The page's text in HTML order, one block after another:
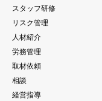
スタッフ研修
リスク管理
人材紹介
労務管理
取材依頼
相談
経営指導